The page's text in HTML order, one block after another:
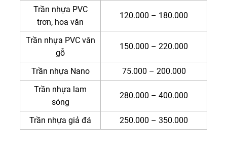
Trần nhựa PVC
trơn, hoa văn
120.000 – 180.000
Trần nhựa PVC vân
gỗ
150.000 – 220.000
Trần nhựa Nano
75.000 – 200.000
Trần nhựa lam
sóng
280.000 – 400.000
Trần nhựa giả đá 250.000 – 350.000